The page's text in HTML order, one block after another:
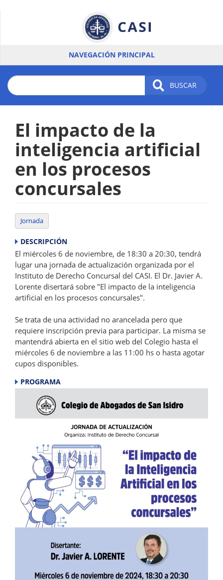
NAVEGACIÓN PRINCIPAL
BUSCAR
El impacto de la
inteligencia artificial
en los procesos
concursales
Jornada
DESCRIPCIÓN
El miércoles 6 de noviembre, de 18:30 a 20:30, tendrá
lugar una jornada de actualización organizada por el
Instituto de Derecho Concursal del CASI. El Dr. Javier A.
Lorente disertará sobre "El impacto de la inteligencia
artificial en los procesos concursales".
Se trata de una actividad no arancelada pero que
requiere inscripción previa para participar. La misma se
mantendrá abierta en el sitio web del Colegio hasta el
miércoles 6 de noviembre a las 11:00 hs o hasta agotar
cupos disponibles.
PROGRAMA